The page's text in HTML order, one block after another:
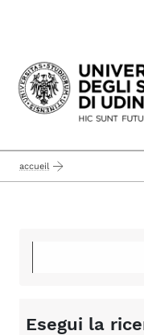
Passa al
accueil
Esegui la